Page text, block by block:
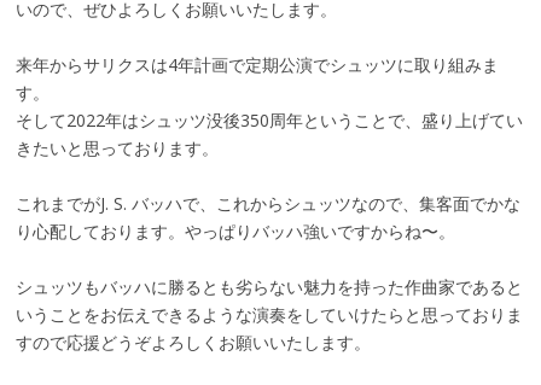
いので、ぜひよろしくお願いいたします。
来年からサリクスは4年計画で定期公演でシュッツに取り組みま
す。
そして2022年はシュッツ没後350周年ということで、盛り上げてい
きたいと思っております。
これまでがJ. S. バッハで、これからシュッツなので、集客面でかな
り心配しております。やっぱりバッハ強いですからね〜。
シュッツもバッハに勝るとも劣らない魅力を持った作曲家であると
いうことをお伝えできるような演奏をしていけたらと思っておりま
すので応援どうぞよろしくお願いいたします。